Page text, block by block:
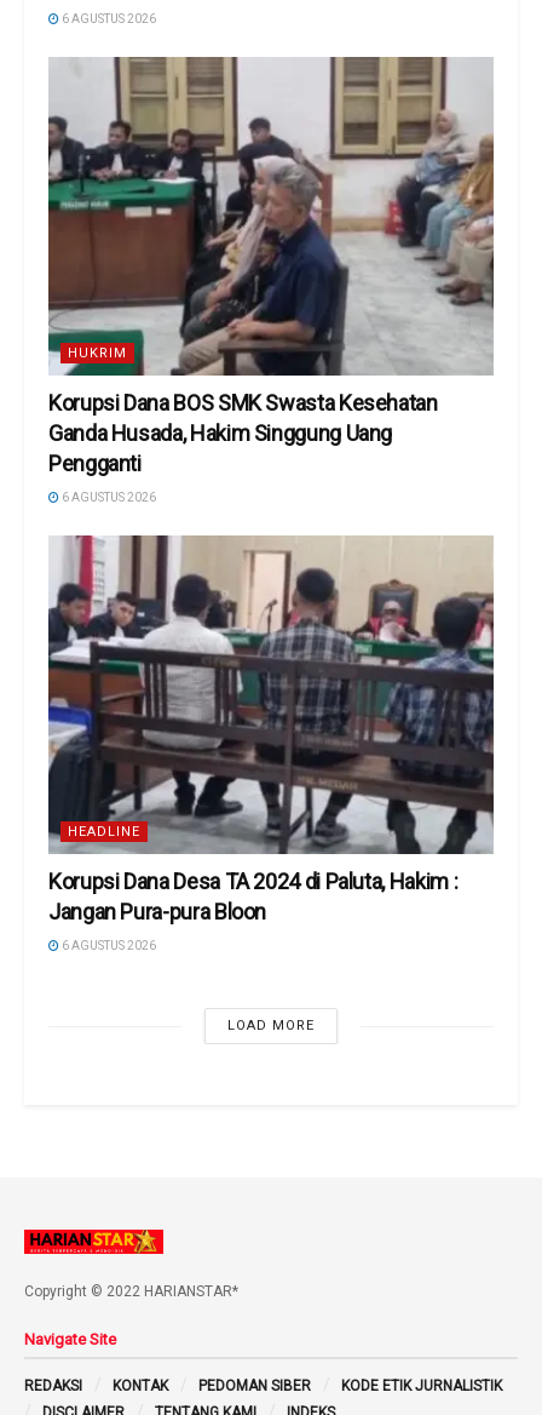
6 AGUSTUS 2026
HUKRIM
Korupsi Dana BOS SMK Swasta Kesehatan
Ganda Husada, Hakim Singgung Uang
Pengganti
6 AGUSTUS 2026
HEADLINE
Korupsi Dana Desa TA 2024 di Paluta, Hakim :
Jangan Pura-pura Bloon
6 AGUSTUS 2026
LOAD MORE
Copyright © 2022 HARIANSTAR*
Navigate Site
REDAKSI KONTAK PEDOMAN SIBER
KODE ETIK JURNALISTIK